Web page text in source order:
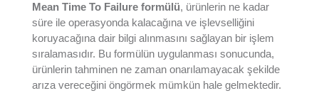
Mean Time To Failure formülü, ürünlerin ne kadar
süre ile operasyonda kalacağına ve işlevselliğini
koruyacağına dair bilgi alınmasını sağlayan bir işlem
sıralamasıdır. Bu formülün uygulanması sonucunda,
ürünlerin tahminen ne zaman onarılamayacak şekilde
arıza vereceğini öngörmek mümkün hale gelmektedir.